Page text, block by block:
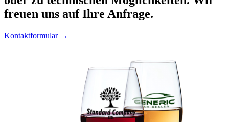
freuen uns auf Ihre Anfrage.
Kontaktformular →